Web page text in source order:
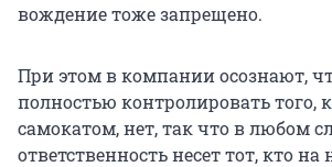
вождение тоже запрещено.
При этом в компании осознают,
полностью контролировать того,
самокатом, нет, так что в любом
ответственность несет тот, кто на